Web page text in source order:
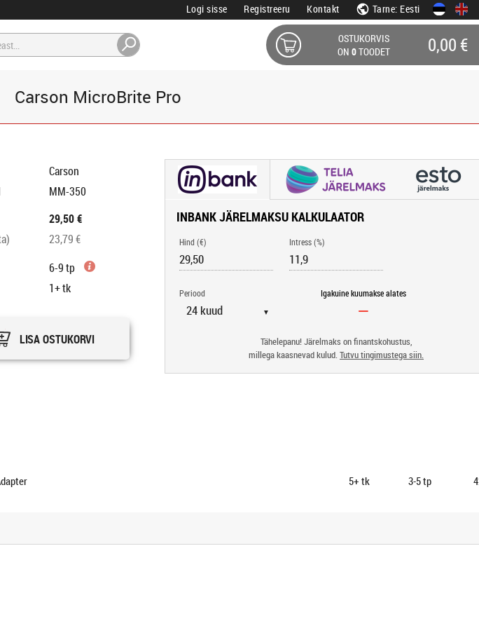
Logi sisse Registreeru Kontakt Tarne: Eesti
OSTUKORVIS
ON 0TOODET 0,00 €
Carson MicroBrite Pro
Carson
MM-350
29,50 €
23,79 €
6-9 tp
1+tk
LISA OSTUKORVI
INBANK JÄRELMAKSU KALKULAATOR
Hind (€) Intress (%)
Periood
▼
Igakuine kuumakse alates
Tähelepanu! Järelmaks on finantskohustus,
millega kaasnevad kulud.Tutvu tingimustega siin.
5+ tk 3-5 tp